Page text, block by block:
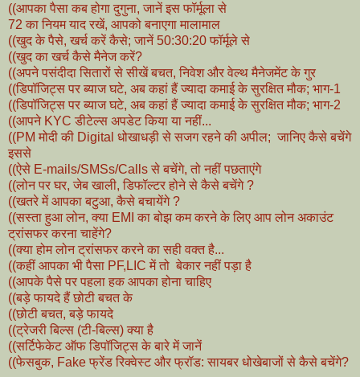
((आपका पैसा कब होगा दुगुना, जानें इस फॉर्मूला से
72 का नियम याद रखें, आपको बनाएगा मालामाल
((खुद के पैसे, खर्च करें कैसे; जानें 50:30:20 फॉर्मूले से
((खुद का खर्च कैसे मैनेज करें?
((अपने पसंदीदा सितारों से सीखें बचत, निवेश और वेल्थ मैनेजमेंट के गुर
((डिपॉजिट्स पर ब्याज घटे, अब कहां हैं ज्यादा कमाई के सुरक्षित मौक; भाग-1
((डिपॉजिट्स पर ब्याज घटे, अब कहां हैं ज्यादा कमाई के सुरक्षित मौक; भाग-2
((आपने KYC डीटेल्स अपडेट किया या नहीं...
((PM मोदी की Digital धोखाधड़ी से सजग रहने की अपील; जानिए कैसे बचेंगे
इससे
((ऐसे E-mails/SMSs/Calls से बचेंगे, तो नहीं पछताएंगे
((लोन पर घर, जेब खाली, डिफॉल्टर होने से कैसे बचेंगे ?
((खतरे में आपका बटुआ, कैसे बचायेंगे ?
((सस्ता हुआ लोन, क्या EMI का बोझ कम करने के लिए आप लोन अकाउंट
ट्रांसफर करना चाहेंगे?
((क्या होम लोन ट्रांसफर करने का सही वक्त है...
((कहीं आपका भी पैसा PF,LIC में तो बेकार नहीं पड़ा है
((आपके पैसे पर पहला हक आपका होना चाहिए
((बड़े फायदे हैं छोटी बचत के
((छोटी बचत, बड़े फायदे
((ट्रेजरी बिल्स (टी-बिल्स) क्या है
((सर्टिफेकेट ऑफ डिपॉजिट्स के बारे में जानें
((फेसबुक, Fake फ्रेंड रिक्वेस्ट और फ्रॉड: सायबर धोखेबाजों से कैसे बचेंगे?